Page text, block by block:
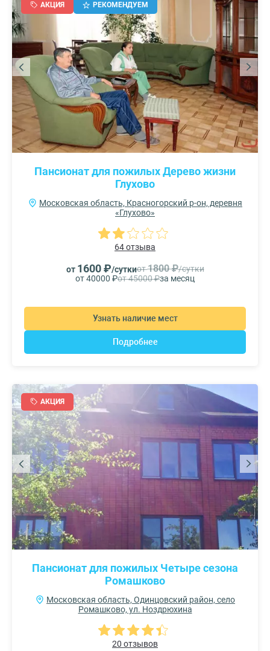
АКЦИЯ РЕКОМЕНДУЕМ
Пансионат для пожилых Дерево жизни
Глухово
Московская область, Красногорский р-он, деревня
«Глухово»
64 отзыва
от 1600 ₽/суткиот1800 ₽/сутки
от 40000 ₽от 45000 ₽за месяц
Узнать наличие мест
Подробнее
АКЦИЯ
Пансионат для пожилых Четыре сезона
Ромашково
Московская область, Одинцовский район, село
Ромашково, ул. Ноздрюхина
20 отзывов